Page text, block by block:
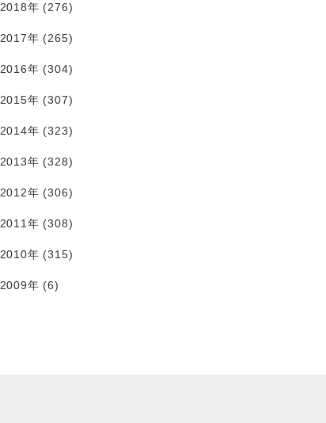
2018年 (276)
2017年 (265)
2016年 (304)
2015年 (307)
2014年 (323)
2013年 (328)
2012年 (306)
2011年 (308)
2010年 (315)
2009年 (6)